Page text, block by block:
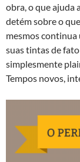
obra, o que ajuda
detém sobre o
mesmos continua
suas tintas de
simplesmente
Tempos novos,